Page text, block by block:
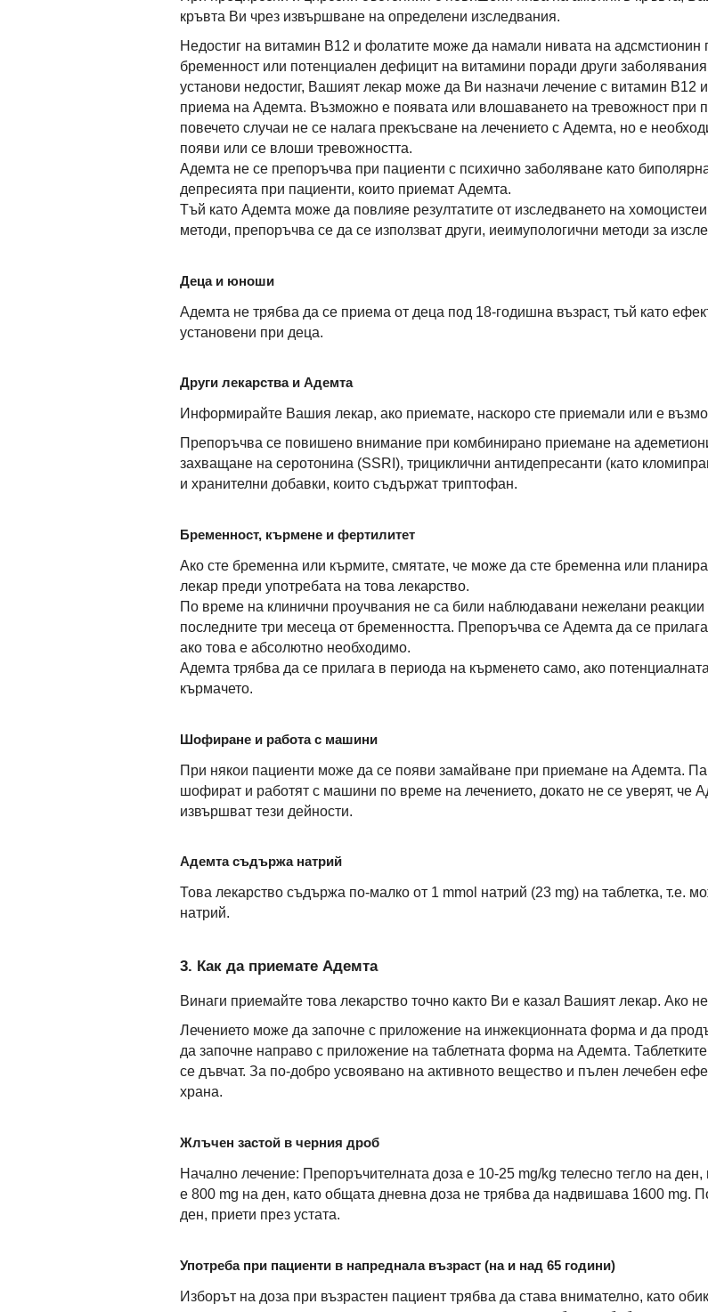
кръвта Ви чрез извършване на определени изследвания.
Недостиг на витамин В12 и фолатите може да намали нивата на
бременност или потенциален дефицит на витамини поради други
установи недостиг, Вашият лекар може да Ви назначи лечение с витамин
приема на Адемта. Възможно е появата или влошаването на тревожност при
повечето случаи не се налага прекъсване на лечението с Адемта, но е
появи или се влоши тревожността.
Адемта не се препоръчва при пациенти с психично заболяване като
депресията при пациенти, които приемат Адемта.
Тъй като Адемта може да повлияе резултатите от изследването на
методи, препоръчва се да се използват други, иеимупологични методи за
Деца и юноши
Адемта не трябва да се приема от деца под 18-годишна възраст, тъй като
установени при деца.
Други лекарства и Адемта
Информирайте Вашия лекар, ако приемате, наскоро сте приемали или е
Препоръчва се повишено внимание при комбинирано приемане на
захващане на серотонина (SSRI), трициклични антидепресанти (като
и хранителни добавки, които съдържат триптофан.
Бременност, кърмене и фертилитет
Ако сте бременна или кърмите, смятате, че може да сте бременна или
лекар преди употребата на това лекарство.
По време на клинични проучвания не са били наблюдавани нежелани
последните три месеца от бременността. Препоръчва се Адемта да се
ако това е абсолютно необходимо.
Адемта трябва да се прилага в периода на кърменето само, ако
кърмачето.
Шофиране и работа с машини
При някои пациенти може да се появи замайване при приемане на Адемта.
шофират и работят с машини по време на лечението, докато не се уверят, че
извършват тези дейности.
Адемта съдържа натрий
Това лекарство съдържа по-малко от 1 mmol натрий (23 mg) на таблетка, т.е.
натрий.
3. Как да приемате Адемта
Винаги приемайте това лекарство точно както Ви е казал Вашият лекар. Ако
Лечението може да започне с приложение на инжекционната форма и да
да започне направо с приложение на таблетната форма на Адемта.
се дъвчат. За по-добро усвоявано на активното вещество и пълен лечебен
храна.
Жлъчен застой в черния дроб
Начално лечение: Препоръчителната доза е 10-25 mg/kg телесно тегло на
е 800 mg на ден, като общата дневна доза не трябва да надвишава 1600 mg.
ден, приети през устата.
Употреба при пациенти в напреднала възраст (на и над 65 години)
Изборът на доза при възрастен пациент трябва да става внимателно, като